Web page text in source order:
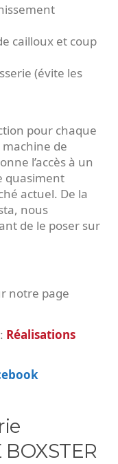
cailloux et coup
(évite les
pour chaque
machine de
l’accès à un
quasiment
actuel. De la
nous
de le poser sur
notre page
Réalisations